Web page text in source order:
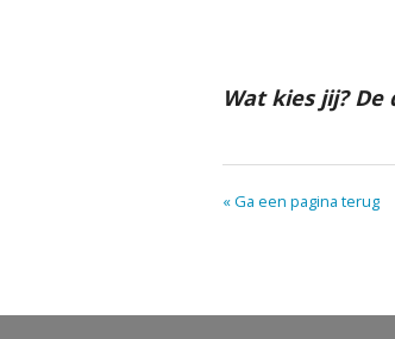
Wat kies jij?
« Ga een pagina terug